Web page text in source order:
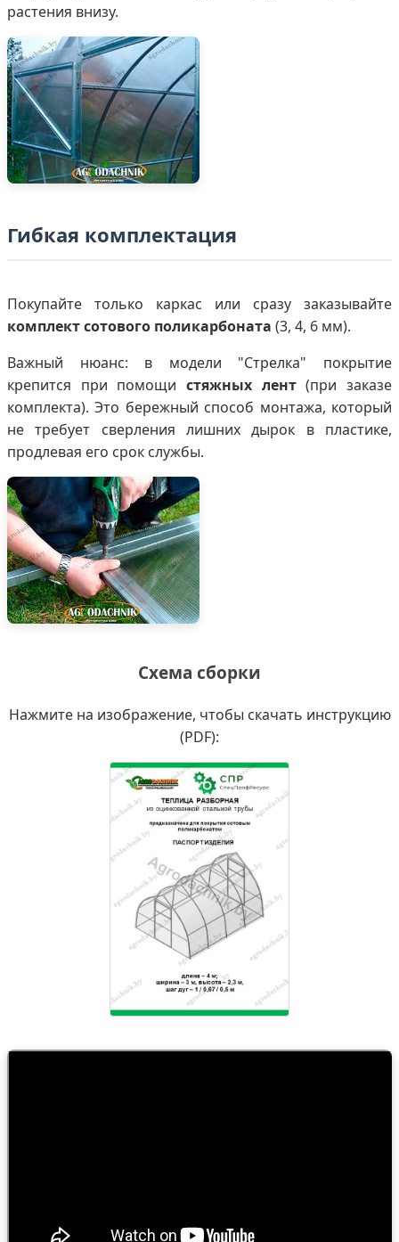
растения внизу.
Гибкая комплектация
Покупайте только каркас или сразу заказывайте
комплект сотового поликарбоната (3, 4, 6 мм).
Важный нюанс: в модели "Стрелка" покрытие
крепится при помощи стяжных лент(при заказе
комплекта). Это бережный способ монтажа, который
не требует сверления лишних дырок в пластике,
продлевая его срок службы.
Схема сборки
Нажмите на изображение, чтобы скачать инструкцию
(PDF):